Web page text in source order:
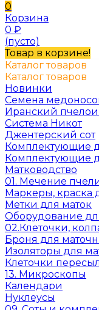
0
Корзина
0 ₽
(пусто)
Товар в корзине!
Каталог товаров
Каталог товаров
Новинки
Семена
Иранский
Система Никот
Джентерский сот
Комплектующие
Комплектующие
Матководство
01. Мечение
Маркеры, краска
Метки для маток
Оборудование
02.Клеточки,
Броня для
Изоляторы для
Клеточки
13. Микроскопы
Календари
Нуклеусы